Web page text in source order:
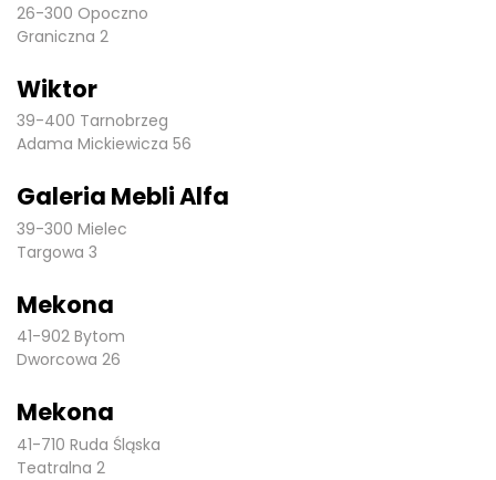
26-300 Opoczno
Graniczna 2
Wiktor
39-400 Tarnobrzeg
Adama Mickiewicza 56
Galeria Mebli Alfa
39-300 Mielec
Targowa 3
Mekona
41-902 Bytom
Dworcowa 26
Mekona
41-710 Ruda Śląska
Teatralna 2